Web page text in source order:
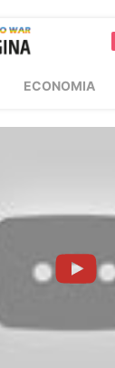
ECONOMIA